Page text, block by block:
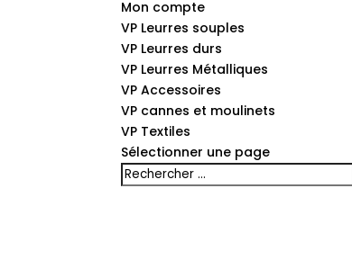
Mon compte
VP Leurres souples
VP Leurres durs
VP Leurres Métalliques
VP Accessoires
VP cannes et moulinets
VP Textiles
Sélectionner une page